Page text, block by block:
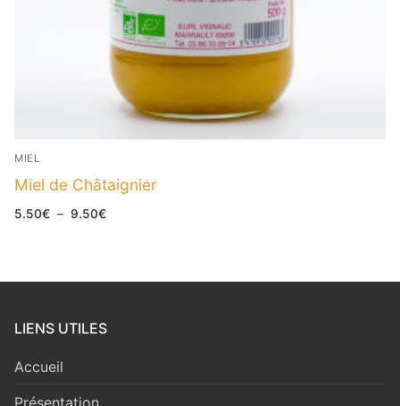
MIEL
Miel de Châtaignier
5.50€ – 9.50€Plage
LIENS UTILES
Accueil
Présentation